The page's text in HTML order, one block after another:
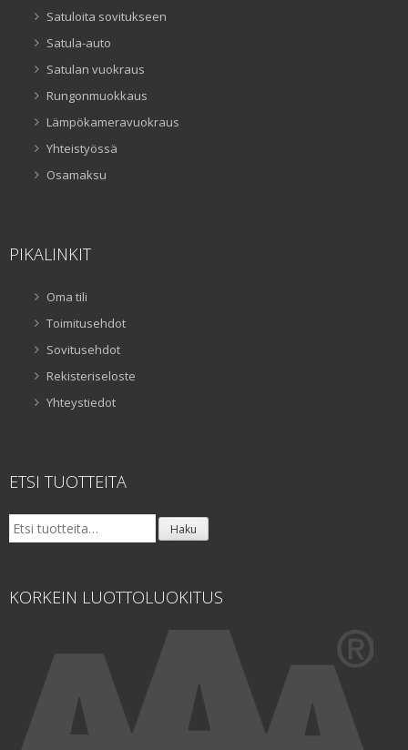
Satuloita sovitukseen
Satula-auto
Satulan vuokraus
Rungonmuokkaus
Lämpökameravuokraus
Yhteistyössä
Osamaksu
PIKALINKIT
Oma tili
Toimitusehdot
Sovitusehdot
Rekisteriseloste
Yhteystiedot
ETSI TUOTTEITA
Etsi: Haku
KORKEIN LUOTTOLUOKITUS